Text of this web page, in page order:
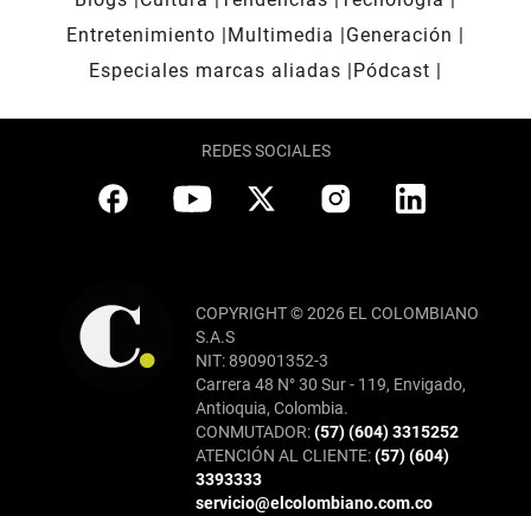
Entretenimiento
Multimedia
Generación
Especiales marcas aliadas
Pódcast
REDES SOCIALES
COPYRIGHT © 2026 EL COLOMBIANO
S.A.S
NIT: 890901352-3
Carrera 48 N° 30 Sur - 119, Envigado,
Antioquia, Colombia.
CONMUTADOR:(57) (604) 3315252
ATENCIÓN AL CLIENTE:(57) (604)
3393333
servicio@elcolombiano.com.co